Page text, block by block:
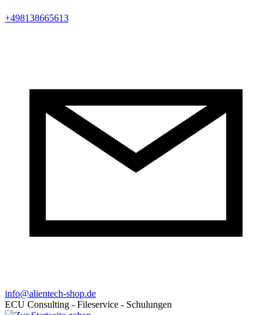
+498138665613
info@alientech-shop.de
ECU Consulting - Fileservice - Schulungen